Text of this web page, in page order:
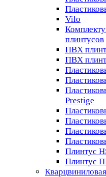
Vilo
плинтусов
ПВХ
ПВХ
Prestige
Плинтус
Плинтус